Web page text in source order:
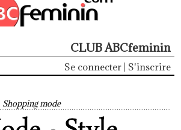
CLUB ABCfeminin
Se connecter S'inscrire
Shopping mode